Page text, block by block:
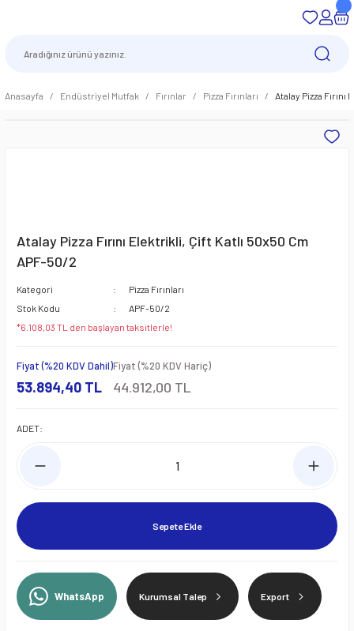
Anasayfa Endüstriyel Mutfak Fırınlar Pizza Fırınları Atalay Pizza
Atalay Pizza Fırını Elektrikli, Çift Katlı 50x50 Cm
APF-50/2
Kategori
Pizza Fırınları
Stok Kodu
APF-50/2
*6.108,03 TL den başlayan taksitlerle!
Fiyat (%20 KDV Dahil)
53.894,40 TL
Fiyat (%20 KDV Hariç)
44.912,00 TL
ADET:
Sepete Ekle
WhatsApp Kurumsal Talep Export